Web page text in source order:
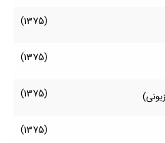
(1375)
(1375)
(1375)
(1375)